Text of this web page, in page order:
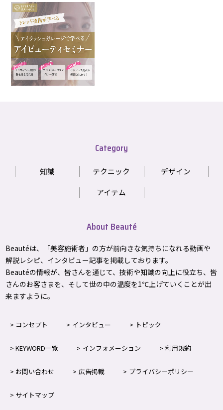
Category
知識 テクニック デザイン
アイテム
About Beauté
Beautéは、「美容施術者」の方が前向きな気持ちになれる動画や
解説レシピ、インタビュー記事を掲載しております。
Beautéの情報が、皆さんを通じて、技術や知識の向上に役立ち、皆
さんのお客さまを、そして世の中の温度を1℃上げていくことが出
来ますように。
コンセプト インタビュー トピック
KEYWORD一覧 インフォメーション 利用規約
お問い合わせ 広告掲載 プライバシーポリシー
サイトマップ